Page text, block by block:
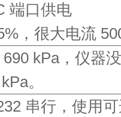
端口供电
，很大电流
kPa，仪器
。
串行，使用